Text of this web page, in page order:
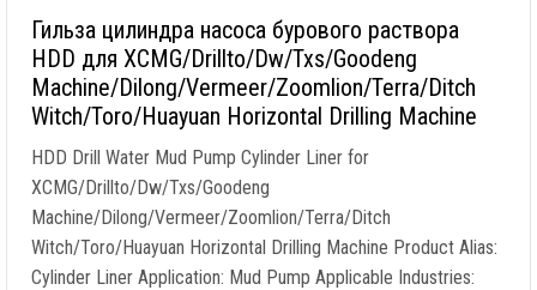
Гильза цилиндра насоса бурового раствора
HDD для XCMG/Drillto/Dw/Txs/Goodeng
Machine/Dilong/Vermeer/Zoomlion/Terra/Ditch
Witch/Toro/Huayuan Horizontal Drilling Machine
HDD Drill Water Mud Pump Cylinder Liner for
XCMG/Drillto/Dw/Txs/Goodeng
Machine/Dilong/Vermeer/Zoomlion/Terra/Ditch
Witch/Toro/Huayuan Horizontal Drilling Machine Product Alias:
Cylinder Liner Application: Mud Pump Applicable Industries: